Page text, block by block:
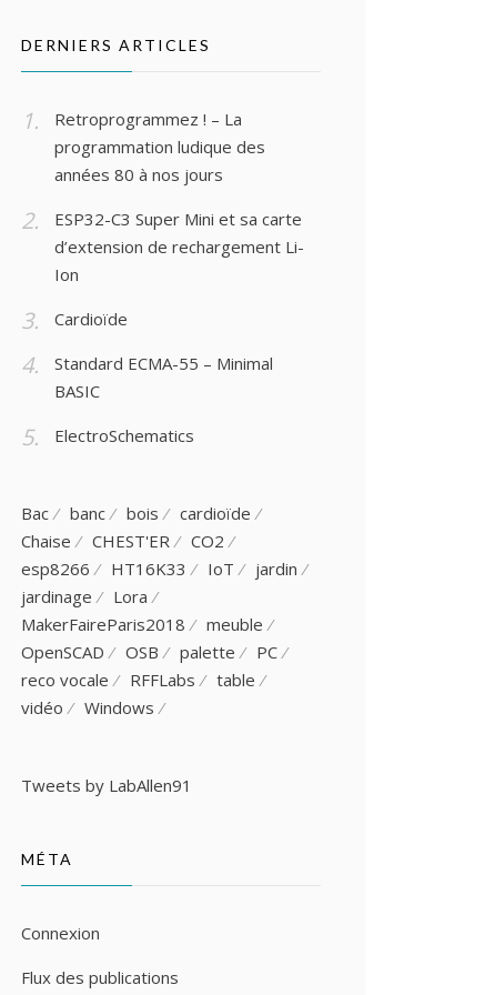
DERNIERS ARTICLES
Retroprogrammez ! – La
programmation ludique des
années 80 à nos jours
ESP32-C3 Super Mini et sa carte
d’extension de rechargement Li-
Ion
Cardioïde
Standard ECMA-55 – Minimal
BASIC
ElectroSchematics
Bac banc bois
cardioïde
Chaise
CHEST'ER
CO2
esp8266
HT16K33 IoT
jardin
jardinage
Lora
MakerFaireParis2018
meuble
OpenSCAD
OSB palette
PC
reco vocale
RFFLabs
table
vidéo
Windows
Tweets by LabAllen91
MÉTA
Connexion
Flux des publications